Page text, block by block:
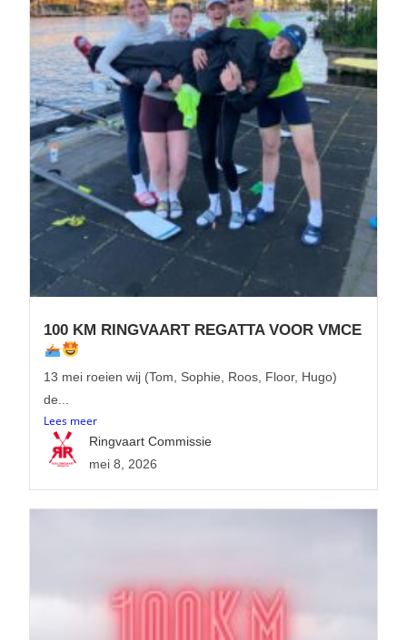
100 KM RINGVAART REGATTA VOOR VMCE
13 mei roeien wij (Tom, Sophie, Roos, Floor, Hugo)
de...
Lees meer
Ringvaart Commissie
mei 8, 2026